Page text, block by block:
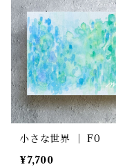
小さな世界 ｜ F0
¥7,700